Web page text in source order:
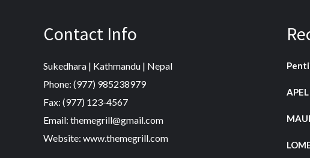
Contact Info
Sukedhara | Kathmandu | Nepal
Phone: (977) 985238979
Fax: (977) 123-4567
Email: themegrill@gmail.com
Website: www.themegrill.com